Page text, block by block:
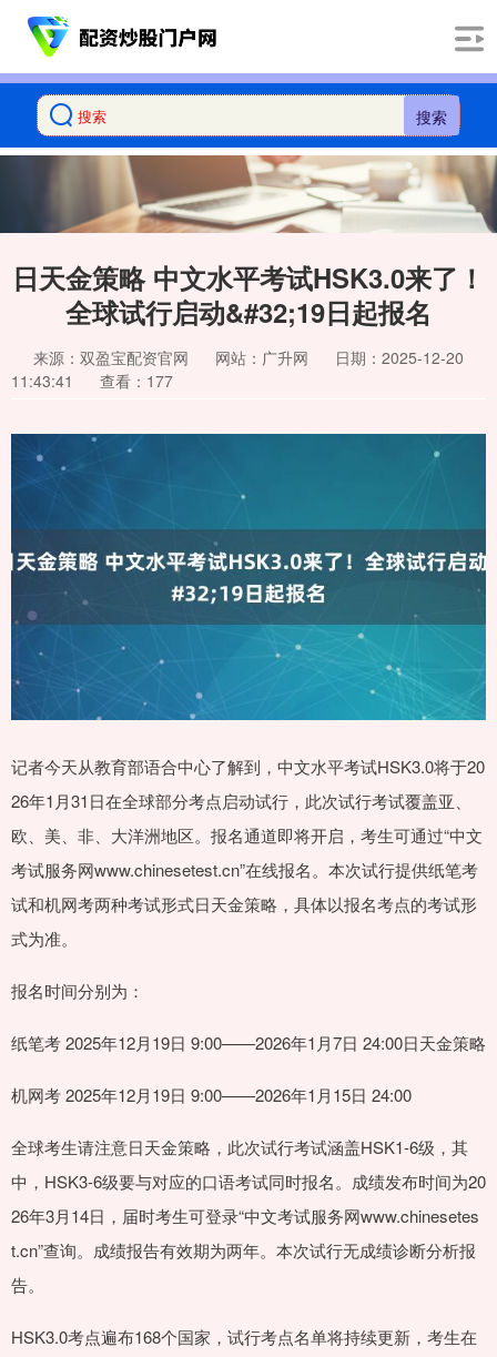
搜索
日天金策略 中文水平考试HSK3.0来了！
全球试行启动&#32;19日起报名
来源：双盈宝配资官网 网站：广升网
日期：2025-12-20
11:43:41
查看：177
记者今天从教育部语合中心了解到，中文水平考试HSK3.0将于20
26年1月31日在全球部分考点启动试行，此次试行考试覆盖亚、
欧、美、非、大洋洲地区。报名通道即将开启，考生可通过“中文
考试服务网www.chinesetest.cn”在线报名。本次试行提供纸笔考
试和机网考两种考试形式日天金策略，具体以报名考点的考试形
式为准。
报名时间分别为：
纸笔考 2025年12月19日 9:00——2026年1月7日 24:00日天金策略
机网考 2025年12月19日 9:00——2026年1月15日 24:00
全球考生请注意日天金策略，此次试行考试涵盖HSK1-6级，其
中，HSK3-6级要与对应的口语考试同时报名。成绩发布时间为20
26年3月14日，届时考生可登录“中文考试服务网www.chinesetes
t.cn”查询。成绩报告有效期为两年。本次试行无成绩诊断分析报
告。
HSK3.0考点遍布168个国家，试行考点名单将持续更新，考生在